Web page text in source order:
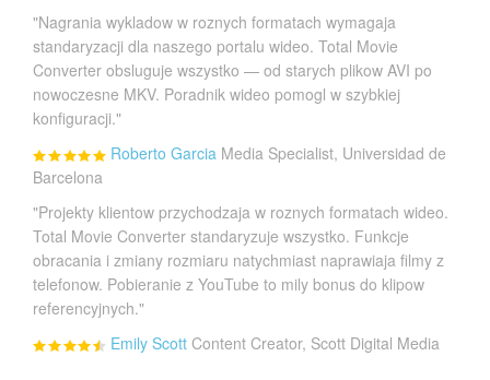
"Nagrania wykladow w roznych formatach wymagaja
standaryzacji dla naszego portalu wideo. Total Movie
Converter obsluguje wszystko — od starych plikow AVI po
nowoczesne MKV. Poradnik wideo pomogl w szybkiej
konfiguracji."
Roberto Garcia Media Specialist, Universidad de
Barcelona
"Projekty klientow przychodzaja w roznych formatach wideo.
Total Movie Converter standaryzuje wszystko. Funkcje
obracania i zmiany rozmiaru natychmiast naprawiaja filmy z
telefonow. Pobieranie z YouTube to mily bonus do klipow
referencyjnych."
Emily Scott Content Creator, Scott Digital Media